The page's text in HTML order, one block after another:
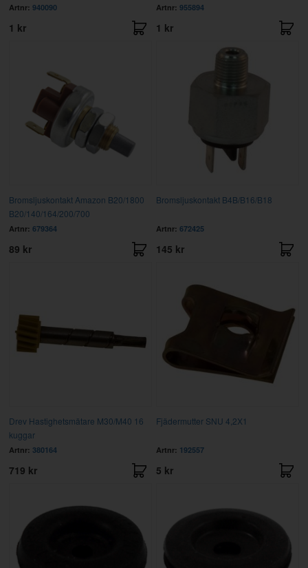
Artnr: 940090
1 kr
Artnr: 955894
1 kr
Bromsljuskontakt Amazon B20/1800
B20/140/164/200/700
Artnr: 679364
89 kr
Bromsljuskontakt B4B/B16/B18
Artnr: 672425
145 kr
Drev Hastighetsmätare M30/M40 16
kuggar
Artnr: 380164
719 kr
Fjädermutter SNU 4,2X1
Artnr: 192557
5 kr